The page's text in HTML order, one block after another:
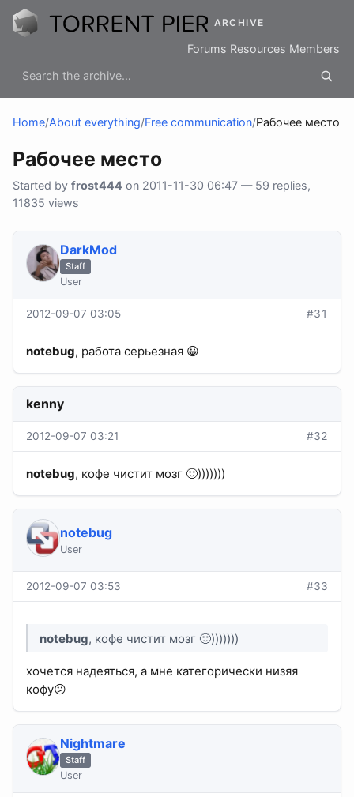
ARCHIVE
Forums Resources Members
Home/About everything/Free communication/Рабочее место
Рабочее место
Started by frost444 on 2011-11-30 06:47 — 59 replies,
11835 views
DarkMod
Staff
User
2012-09-07 03:05 #31
notebug, работа серьезная 😀
kenny
2012-09-07 03:21 #32
notebug, кофе чистит мозг 🙂)))))))
notebug
User
2012-09-07 03:53 #33
notebug, кофе чистит мозг 🙂)))))))
хочется надеяться, а мне категорически низяя
кофу😕
Nightmare
Staff
User